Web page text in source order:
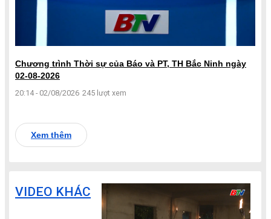
Chương trình Thời sự của Báo và PT, TH Bắc Ninh ngày
02-08-2026
20:14 - 02/08/2026 245 lượt xem
Xem thêm
VIDEO KHÁC